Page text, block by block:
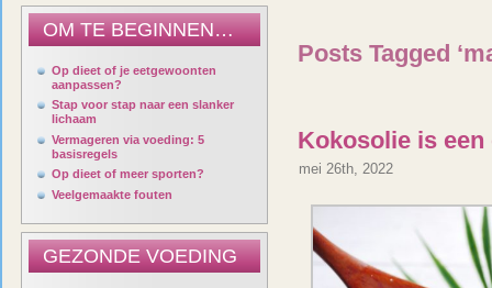
OM TE BEGINNEN…
Op dieet of je eetgewoonten
aanpassen?
Stap voor stap naar een slanker
lichaam
Vermageren via voeding: 5
basisregels
Op dieet of meer sporten?
Veelgemaakte fouten
GEZONDE VOEDING
Posts Tagged
Kokosolie is
mei 26th, 2022